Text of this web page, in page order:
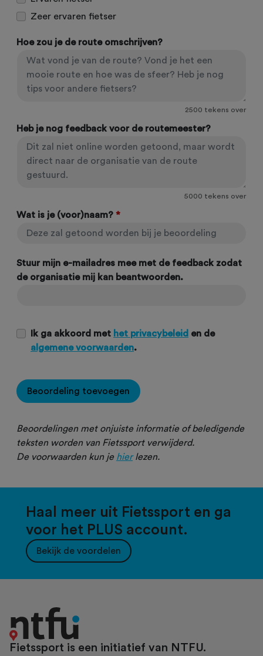
Zeer ervaren fietser
Hoe zou je de route omschrijven?
2500 tekens over
Heb je nog feedback voor de routemeester?
5000 tekens over
Wat is je (voor)naam? *
Stuur mijn e-mailadres mee met de feedback zodat
de organisatie mij kan beantwoorden.
Ik ga akkoord met het privacybeleid en de
algemene voorwaarden.
Beoordeling toevoegen
Beoordelingen met onjuiste informatie of beledigende
teksten worden van Fietssport verwijderd.
De voorwaarden kun je hierlezen.
Haal meer uit Fietssport en ga
voor het PLUS account.
Bekijk de voordelen
Fietssport is een initiatief van NTFU.